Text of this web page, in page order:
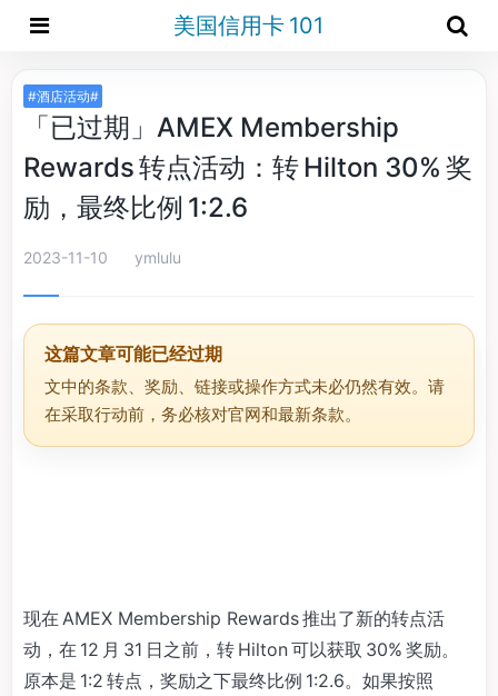
美国信用卡 101
#酒店活动#
「已过期」AMEX Membership
Rewards 转点活动：转 Hilton 30% 奖
励，最终比例 1:2.6
2023-11-10 ymlulu
这篇文章可能已经过期
文中的条款、奖励、链接或操作方式未必仍然有效。请
在采取行动前，务必核对官网和最新条款。
现在 AMEX Membership Rewards 推出了新的转点活
动，在 12 月 31 日之前，转 Hilton 可以获取 30% 奖励。
原本是 1:2 转点，奖励之下最终比例 1:2.6。如果按照